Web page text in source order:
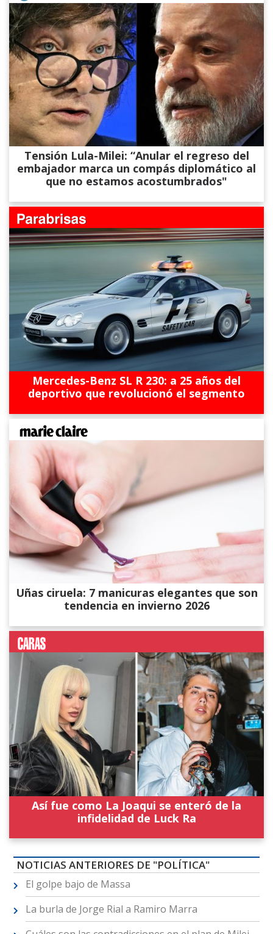
Tensión Lula-Milei: “Anular el regreso del
embajador marca un compás diplomático al
que no estamos acostumbrados"
Mercedes-Benz SL R 230: a 25 años del
deportivo que revolucionó el segmento
Uñas ciruela: 7 manicuras elegantes que son
tendencia en invierno 2026
Así fue como La Joaqui se enteró de la
infidelidad de Luck Ra
NOTICIAS ANTERIORES DE "POLÍTICA"
El golpe bajo de Massa
La burla de Jorge Rial a Ramiro Marra